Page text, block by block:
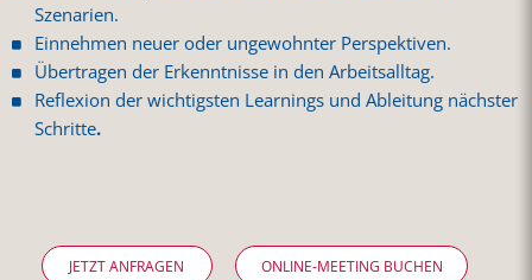
Szenarien.
Einnehmen neuer oder ungewohnter Perspektiven.
Übertragen der Erkenntnisse in den Arbeitsalltag.
Reflexion der wichtigsten Learnings und Ableitung nächster
Schritte.
JETZT ANFRAGEN ONLINE-MEETING BUCHEN